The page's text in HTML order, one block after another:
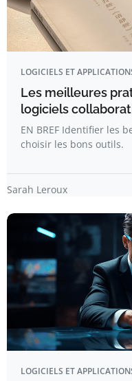
LOGICIELS ET
Les meilleures
logiciels
EN BREF Identifier les
choisir les bons outils.
Sarah Leroux
LOGICIELS ET